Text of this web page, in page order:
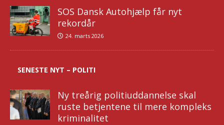
SOS Dansk Autohjælp får nyt
rekordår
24. marts 2026
SENESTE NYT – POLITI
Ny treårig politiuddannelse skal
ruste betjentene til mere kompleks
kriminalitet